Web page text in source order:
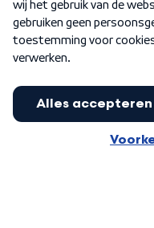
Word Lid